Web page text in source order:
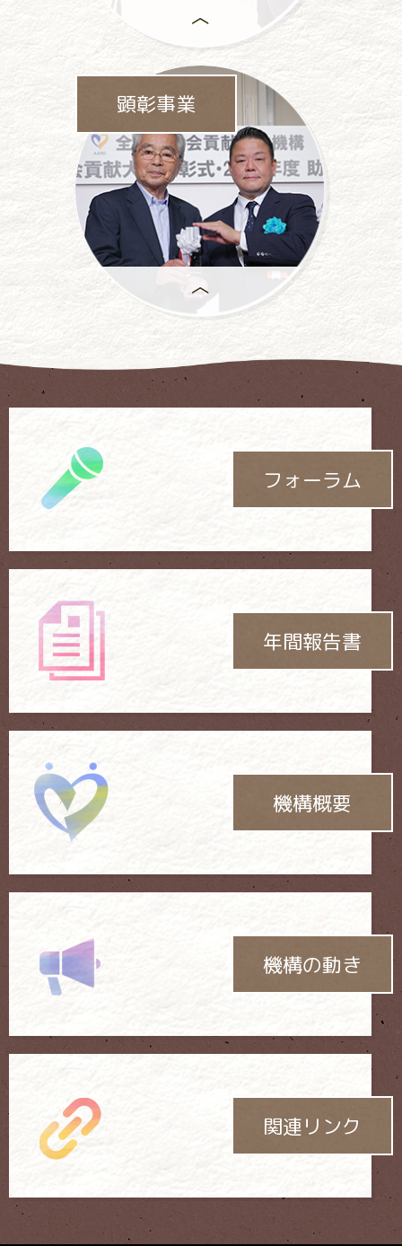
パチンコ・
パチスロ業界をあげて
取り組んでいます。
顕彰事業
もっとも優れた活動には、
「社会貢献大賞」が
フォーラム
年間報告書
機構概要
機構の動き
関連リンク